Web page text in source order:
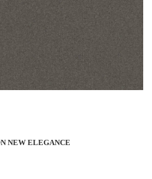
NEW ELEGANCE